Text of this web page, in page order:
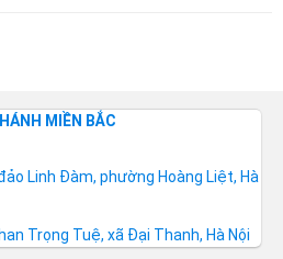
MIỀN BẮC
Linh Đàm, phường Hoàng Liệt, Hà
Trọng Tuệ, xã Đại Thanh, Hà Nội